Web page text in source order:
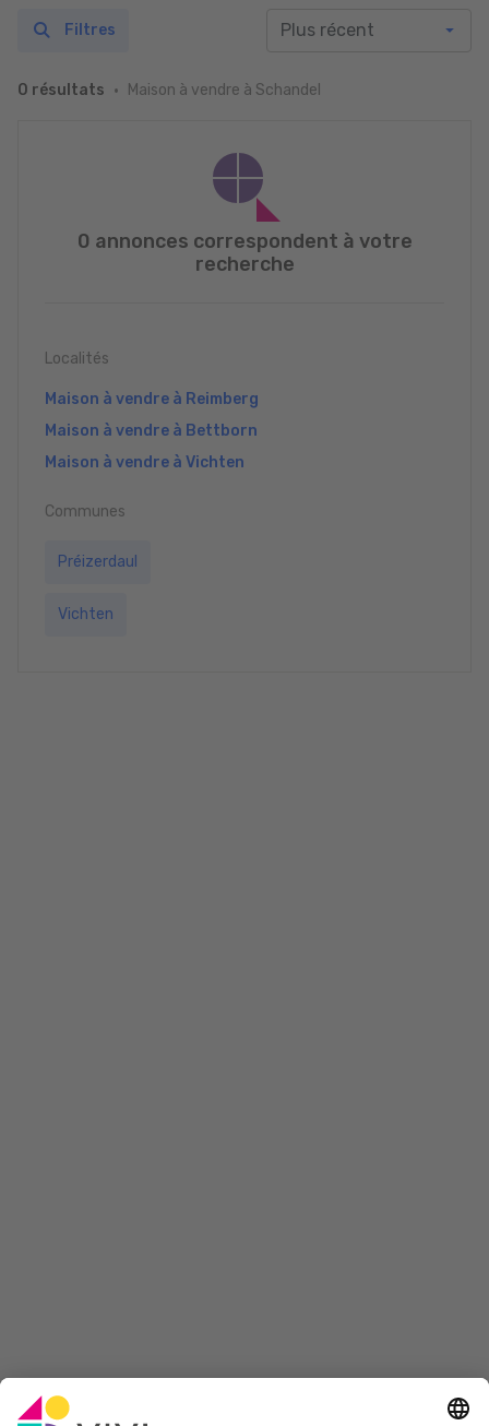
0 résultats Maison à vendre à Schandel
Filtres
0 annonces correspondent à votre
recherche
Localités
Maison à vendre à Reimberg
Maison à vendre à Bettborn
Maison à vendre à Vichten
Communes
Préizerdaul
Vichten